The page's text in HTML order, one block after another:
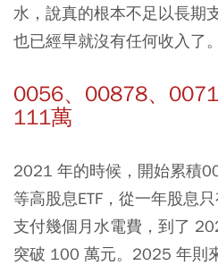
水，說真的根本不足以長期
也已經早就沒有任何收入了。
0056、00878、
111萬
2021 年的時候，開始累積
等高股息ETF，從一年股息
支付幾個月水電費，到了
突破 100 萬元。2025 年則